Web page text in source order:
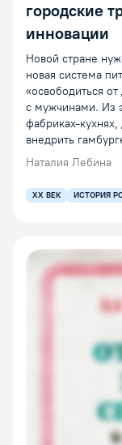
городские
инновации
Новой стране
новая система
«освободиться
с мужчинами. Из
фабриках-
внедрить
Наталия Лебина
XX ВЕК ИСТОРИЯ